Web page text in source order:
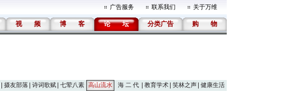
广告服务 联系我们 关于万维
视 频 博 客 论 坛 分类广告 购 物
摄友部落 诗词歌赋 七荤八素 高山流水 海 二 代 教育学术 笑林之声
健康生活